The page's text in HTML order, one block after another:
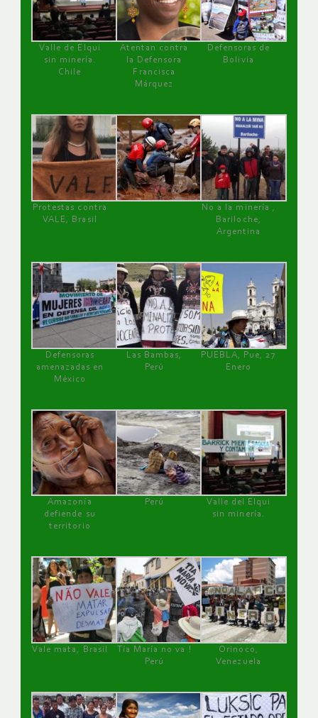
Valle de Elqui
sin minería.
Chile
Atentan contra
la Defensora
Francisca
Márquez
Defensoras de
Bolivia
Protestas contra
VALE, Brasil
No a la minería ,
Bariloche,
Argentina
Defensoras
amenazadas en
México
Las Bambas,
Perú
PUEBLA, Pue, 27
Enero
Amazonía
defiende su
territorio
Perú
Valle del Elqui
sin minería.
Vale mata, Brasil
Tía María no va !
Perú
Orinoco,
Venezuela